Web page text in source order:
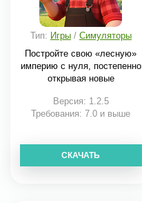
Тип: Игры/ Симуляторы
Постройте свою «лесную»
империю с нуля, постепенно
открывая новые
Версия: 1.2.5
Требования: 7.0 и выше
СКАЧАТЬ